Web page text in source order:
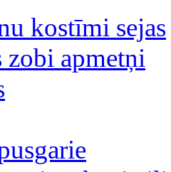
kostīmi sejas
zobi apmetņi